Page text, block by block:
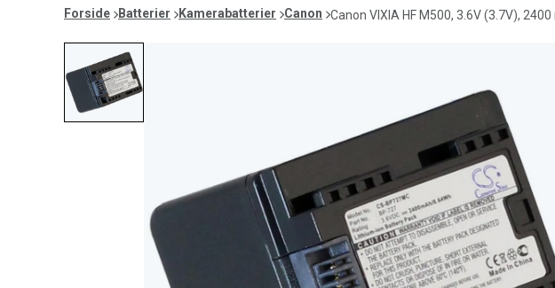
Forside Batterier Kamerabatterier Canon Canon VIXIA HF M500, 3.6V (3.7V),